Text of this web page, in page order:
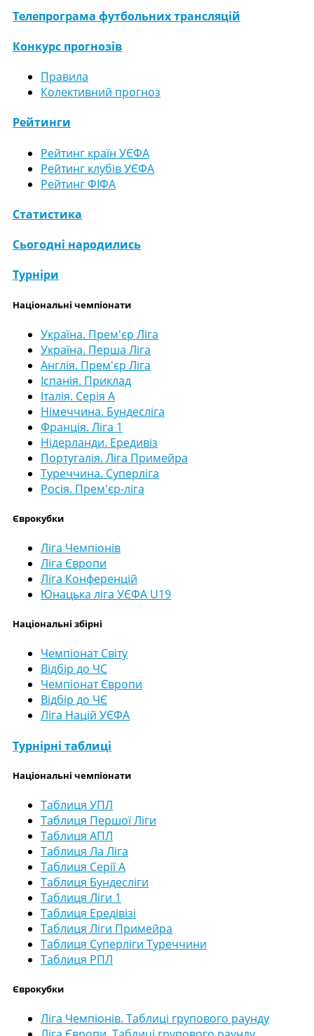
Телепрограма футбольних трансляцій
Конкурс прогнозів
Правила
Колективний прогноз
Рейтинги
Рейтинг країн УЄФА
Рейтинг клубів УЄФА
Рейтинг ФІФА
Статистика
Сьогодні народились
Турніри
Національні чемпіонати
Україна. Прем'єр Ліга
Україна. Перша Ліга
Англія. Прем'єр Ліга
Іспанія. Приклад
Італія. Серія А
Німеччина. Бундесліга
Франція. Ліга 1
Нідерланди. Ередивіз
Португалія. Ліга Примейра
Туреччина. Суперліга
Росія. Прем'єр-ліга
Єврокубки
Ліга Чемпіонів
Ліга Європи
Ліга Конференцій
Юнацька ліга УЄФА U19
Національні збірні
Чемпіонат Світу
Відбір до ЧС
Чемпіонат Європи
Відбір до ЧЄ
Ліга Націй УЄФА
Турнірні таблиці
Національні чемпіонати
Таблиця УПЛ
Таблиця Першої Ліги
Таблиця АПЛ
Таблиця Ла Ліга
Таблиця Серії А
Таблиця Бундесліги
Таблиця Ліги 1
Таблиця Ередівізі
Таблиця Ліги Примейра
Таблиця Суперліги Туреччини
Таблиця РПЛ
Єврокубки
Ліга Чемпіонів. Таблиці групового раунду